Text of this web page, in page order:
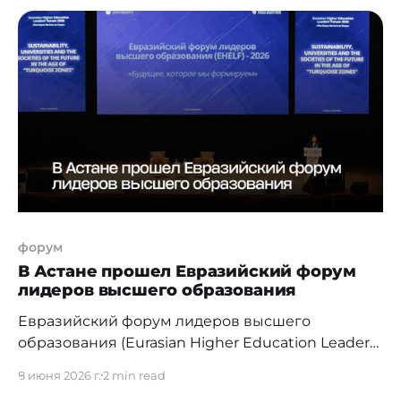
4500 участников, предпринимателей,
инвесторов, представителей государственных
органов и международных экспертов. За
несколько часов до открытия New Vision Forum
2026 оказался под
форум
В Астане прошел Евразийский форум
лидеров высшего образования
Евразийский форум лидеров высшего
образования (Eurasian Higher Education Leaders’
вновь собрав представителей университетов,
8 июня 2026 г.2 min read